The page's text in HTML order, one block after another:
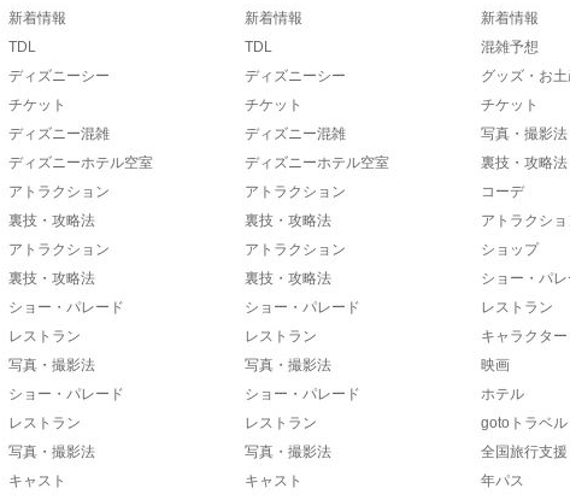
新着情報
TDL
ディズニーシー
チケット
ディズニー混雑
ディズニーホテル空室
アトラクション
裏技・攻略法
アトラクション
裏技・攻略法
ショー・パレード
レストラン
写真・撮影法
ショー・パレード
レストラン
写真・撮影法
キャスト
新着情報
TDL
ディズニーシー
チケット
ディズニー混雑
ディズニーホテル空室
アトラクション
裏技・攻略法
アトラクション
裏技・攻略法
ショー・パレード
レストラン
写真・撮影法
ショー・パレード
レストラン
写真・撮影法
キャスト
新着情報
混雑予想
グッズ・お
チケット
写真・撮影法
裏技・攻略法
コーデ
アトラクシ
ショップ
ショー・パ
レストラン
キャラクター
映画
ホテル
gotoトラベル
全国旅行支援
年パス